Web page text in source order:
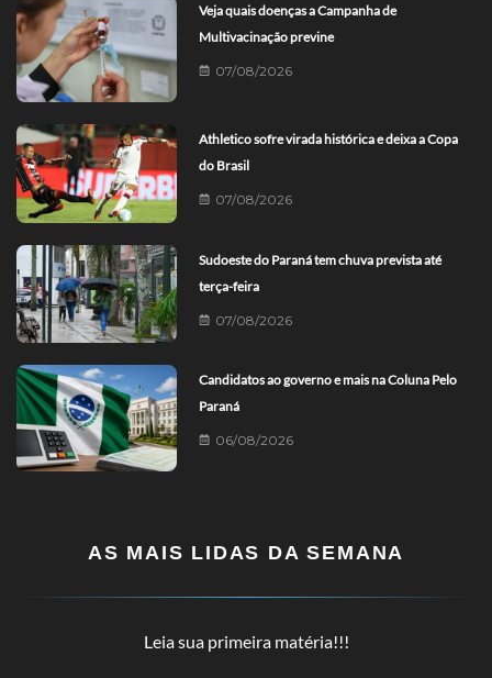
Veja quais doenças a Campanha de
Multivacinação previne
07/08/2026
Athletico sofre virada histórica e deixa a Copa
do Brasil
07/08/2026
Sudoeste do Paraná tem chuva prevista até
terça-feira
07/08/2026
Candidatos ao governo e mais na Coluna Pelo
Paraná
06/08/2026
AS MAIS LIDAS DA SEMANA
Leia sua primeira matéria!!!